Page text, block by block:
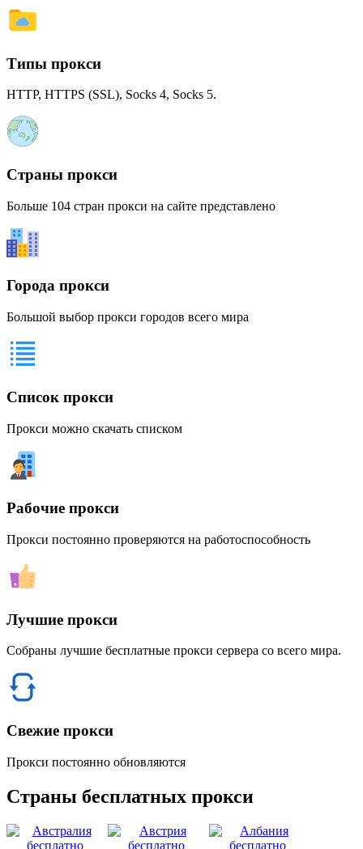
Типы прокси
HTTP, HTTPS (SSL), Socks 4, Socks 5.
Страны прокси
Больше 104 стран прокси на сайте представлено
Города прокси
Большой выбор прокси городов всего мира
Список прокси
Прокси можно скачать списком
Рабочие прокси
Прокси постоянно проверяются на работоспособность
Лучшие прокси
Собраны лучшие бесплатные прокси сервера со всего мира.
Свежие прокси
Прокси постоянно обновляются
Страны бесплатных прокси